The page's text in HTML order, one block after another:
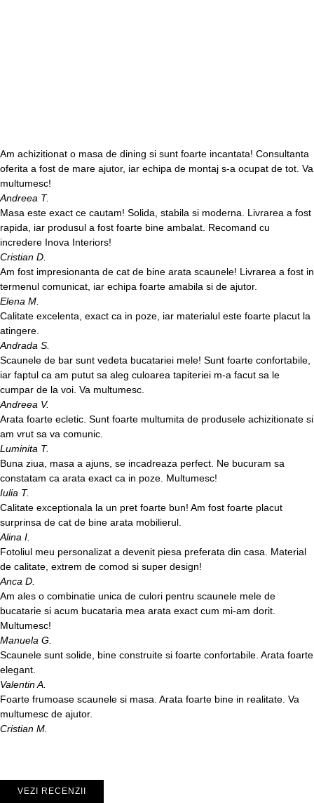
Am achizitionat o masa de dining si sunt foarte incantata! Consultanta
oferita a fost de mare ajutor, iar echipa de montaj s-a ocupat de tot. Va
multumesc!
Andreea T.
Masa este exact ce cautam! Solida, stabila si moderna. Livrarea a fost
rapida, iar produsul a fost foarte bine ambalat. Recomand cu
incredere Inova Interiors!
Cristian D.
Am fost impresionanta de cat de bine arata scaunele! Livrarea a fost in
termenul comunicat, iar echipa foarte amabila si de ajutor.
Elena M.
Calitate excelenta, exact ca in poze, iar materialul este foarte placut la
atingere.
Andrada S.
Scaunele de bar sunt vedeta bucatariei mele! Sunt foarte confortabile,
iar faptul ca am putut sa aleg culoarea tapiteriei m-a facut sa le
cumpar de la voi. Va multumesc.
Andreea V.
Arata foarte ecletic. Sunt foarte multumita de produsele achizitionate si
am vrut sa va comunic.
Luminita T.
Buna ziua, masa a ajuns, se incadreaza perfect. Ne bucuram sa
constatam ca arata exact ca in poze. Multumesc!
Iulia T.
Calitate exceptionala la un pret foarte bun! Am fost foarte placut
surprinsa de cat de bine arata mobilierul.
Alina I.
Fotoliul meu personalizat a devenit piesa preferata din casa. Material
de calitate, extrem de comod si super design!
Anca D.
Am ales o combinatie unica de culori pentru scaunele mele de
bucatarie si acum bucataria mea arata exact cum mi-am dorit.
Multumesc!
Manuela G.
Scaunele sunt solide, bine construite si foarte confortabile. Arata foarte
elegant.
Valentin A.
Foarte frumoase scaunele si masa. Arata foarte bine in realitate. Va
multumesc de ajutor.
Cristian M.
VEZI RECENZII